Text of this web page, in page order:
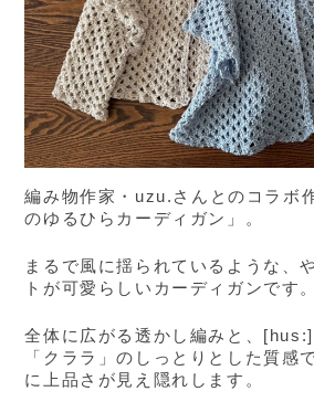
編み物作家・uzu.さんとのコラボ
のゆるひらカーディガン」。
まるで風に揺られているような、
トが可愛らしいカーディガンです。
全体に広がる透かし編みと、
「クララ」のしっとりとした質感
に上品さが見え隠れします。